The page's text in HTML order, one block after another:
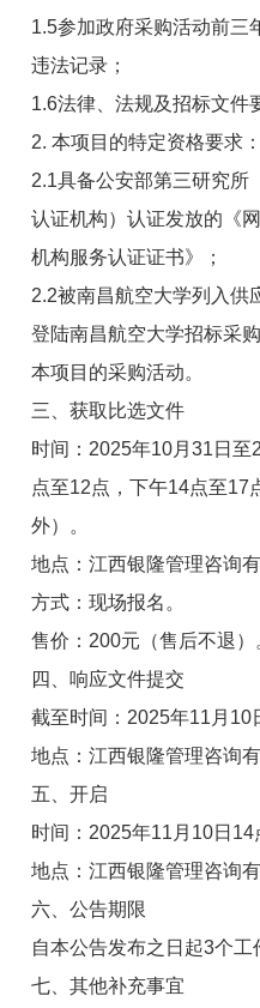
1.5参加政府采购活动前三
违法记录；
1.6法律、法规及招标文件
2. 本项目的特定资格要求：
2.1具备公安部第三研究所
认证机构）认证发放的《
机构服务认证证书》；
2.2被南昌航空大学列入供
登陆南昌航空大学招标采
本项目的采购活动。
三、获取比选文件
时间：2025年10月31日
点至12点，下午14点至17
外）。
地点：江西银隆管理咨询有
方式：现场报名。
售价：200元（售后不退）
四、响应文件提交
截至时间：2025年11月10
地点：江西银隆管理咨询有
五、开启
时间：2025年11月10日14
地点：江西银隆管理咨询有
六、公告期限
自本公告发布之日起3个工
七、其他补充事宜